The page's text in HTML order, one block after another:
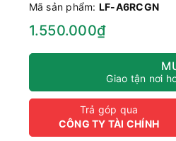
Mã sản phẩm: LF-A6RCGN
1.550.000₫
Giao tận nơi
Trả góp qua
CÔNG TY TÀI CHÍNH